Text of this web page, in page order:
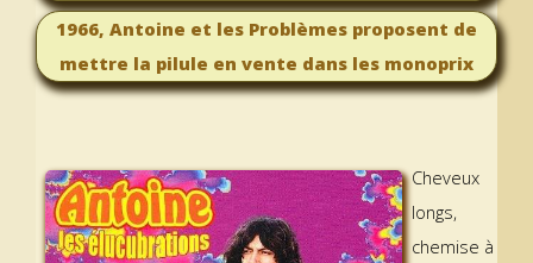
1966, Antoine et les Problèmes proposent de
mettre la pilule en vente dans les monoprix
Cheveux
longs,
chemise à